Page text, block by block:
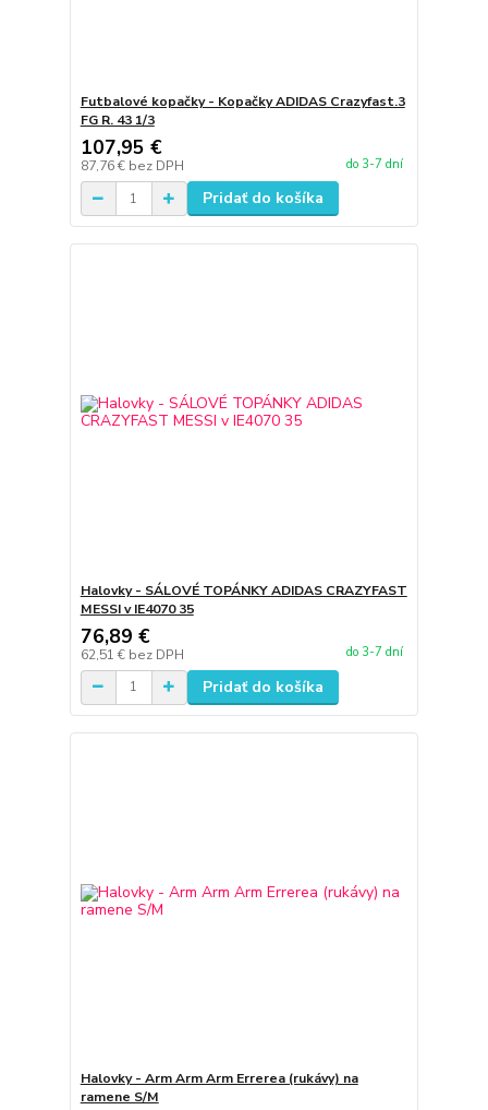
Futbalové kopačky - Kopačky ADIDAS Crazyfast.3
FG R. 43 1/3
107,95 €
87,76 € bez DPH do 3-7 dní
Pridať do košíka
Halovky - SÁLOVÉ TOPÁNKY ADIDAS CRAZYFAST
MESSI v IE4070 35
76,89 €
62,51 € bez DPH do 3-7 dní
Pridať do košíka
Halovky - Arm Arm Arm Errerea (rukávy) na
ramene S/M